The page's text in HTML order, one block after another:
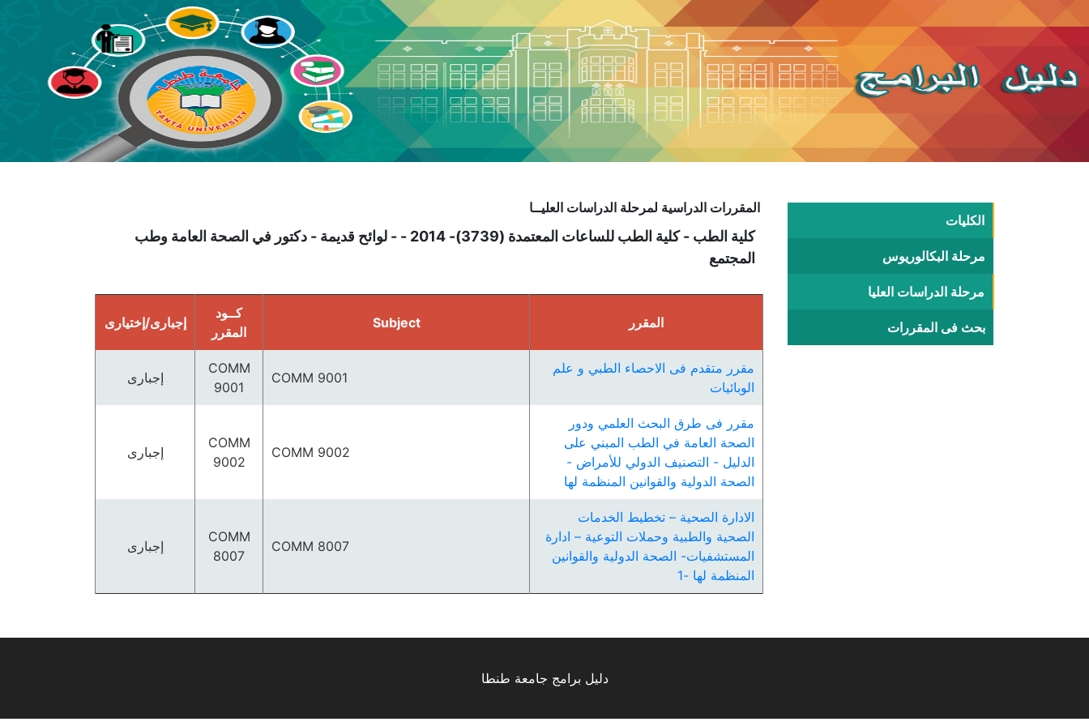
الكليات
مرحلة البكالوريوس
مرحلة الدراسات العليا
بحث فى المقررات
المقررات الدراسية لمرحلة الدراسات العليــا
كلية الطب - كلية الطب للساعات المعتمدة (3739)- 2014 - - لوائح قديمة - دكتور في الصحة العامة وطب
المجتمع
المقرر Subject
كــود
المقرر
إجبارى/إختيارى
مقرر متقدم فى الاحصاء الطبي و علم
الوبائيات
COMM 9001
COMM
9001
إجبارى
مقرر فى طرق البحث العلمي ودور
الصحة العامة في الطب المبني على
الدليل - التصنيف الدولي للأمراض -
الصحة الدولية والقوانين المنظمة لھا
COMM 9002
COMM
9002
إجبارى
الادارة الصحية – تخطيط الخدمات
الصحية والطبية وحملات التوعية – ادارة
المستشفيات- الصحة الدولية والقوانين
المنظمة لھا -1
COMM 8007
COMM
8007
إجبارى
دليل برامج جامعة طنطا